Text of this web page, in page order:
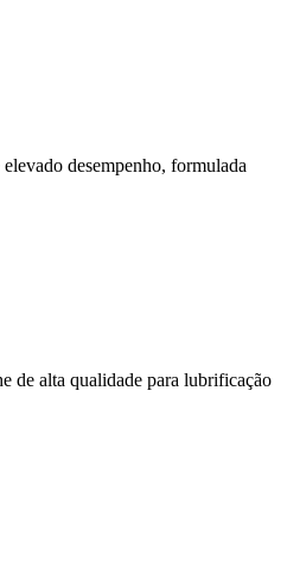
desempenho, formulada
de alta qualidade para lubrificação